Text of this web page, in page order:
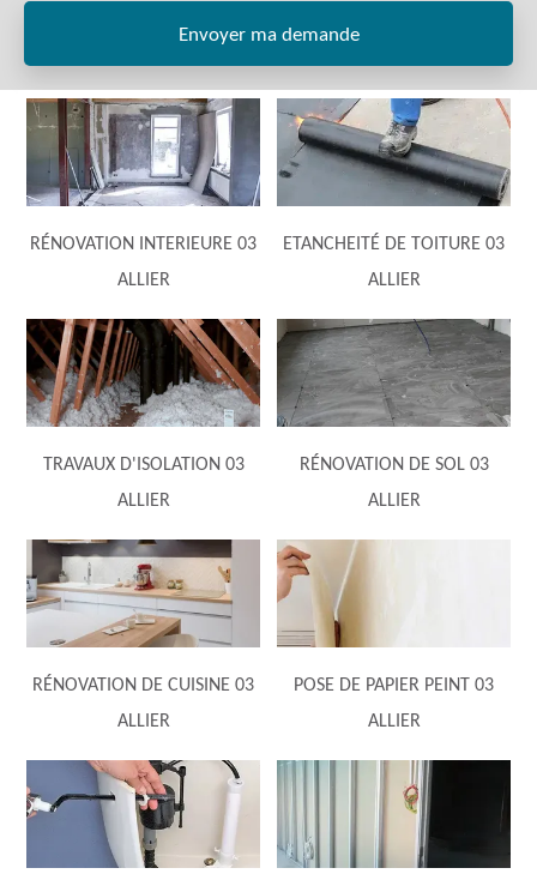
RÉNOVATION INTERIEURE 03
ALLIER
ETANCHEITÉ DE TOITURE 03
ALLIER
TRAVAUX D'ISOLATION 03
ALLIER
RÉNOVATION DE SOL 03
ALLIER
RÉNOVATION DE CUISINE 03
ALLIER
POSE DE PAPIER PEINT 03
ALLIER